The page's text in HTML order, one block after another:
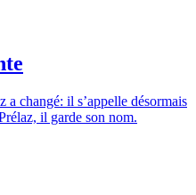
a changé: il s’appelle désormais
il garde son nom.